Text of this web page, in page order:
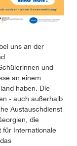
uns an der
und
an einem
haben. Die
- auch außerhalb
Austauschdienst
die
für Internationale